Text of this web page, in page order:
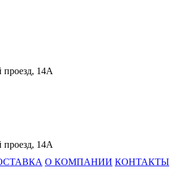
14А
14А
О КОМПАНИИ КОНТАКТЫ